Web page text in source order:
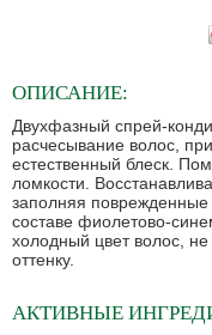
ОПИСАНИЕ:
Двухфазный спрей-
расчесывание волос,
естественный блеск.
ломкости.
заполняя
составе фиолетово-
холодный цвет волос,
оттенку.
АКТИВНЫЕ